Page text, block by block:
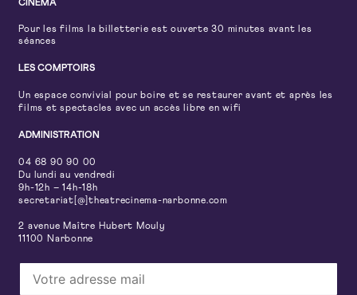
CINÉMA
Pour les films la billetterie est ouverte 30 minutes avant les
séances
LES COMPTOIRS
Un espace convivial pour boire et se restaurer avant et après les
films et spectacles avec un accès libre en wifi
ADMINISTRATION
04 68 90 90 00
Du lundi au vendredi
9h-12h – 14h-18h
secretariat[@]theatrecinema-narbonne.com
2 avenue Maître Hubert Mouly
11100 Narbonne